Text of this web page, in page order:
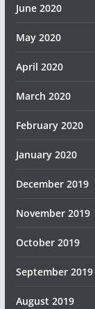
June 2020
May 2020
April 2020
March 2020
February 2020
January 2020
December 2019
November 2019
October 2019
September 2019
August 2019